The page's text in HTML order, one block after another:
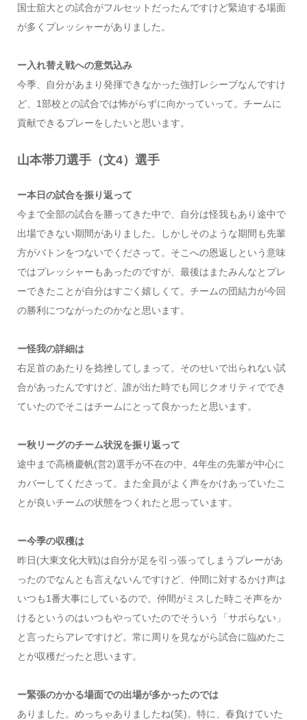
国士舘大との試合がフルセットだったんですけど緊迫する場面
が多くプレッシャーがありました。
ー入れ替え戦への意気込み
今季、自分があまり発揮できなかった強打レシーブなんですけ
ど、1部校との試合では怖がらずに向かっていって。チームに
貢献できるプレーをしたいと思います。
山本帯刀選手（文4）選手
ー本日の試合を振り返って
今まで全部の試合を勝ってきた中で、自分は怪我もあり途中で
出場できない期間がありました。しかしそのような期間も先輩
方がバトンをつないでくださって。そこへの恩返しという意味
ではプレッシャーもあったのですが、最後はまたみんなとプレ
ーできたことが自分はすごく嬉しくて。チームの団結力が今回
の勝利につながったのかなと思います。
ー怪我の詳細は
右足首のあたりを捻挫してしまって。そのせいで出られない試
合があったんですけど、誰が出た時でも同じクオリティででき
ていたのでそこはチームにとって良かったと思います。
ー秋リーグのチーム状況を振り返って
途中まで高橋慶帆(営2)選手が不在の中、4年生の先輩が中心に
カバーしてくださって。また全員がよく声をかけあっていたこ
とが良いチームの状態をつくれたと思っています。
ー今季の収穫は
昨日(大東文化大戦)は自分が足を引っ張ってしまうプレーがあ
ったのでなんとも言えないんですけど、仲間に対するかけ声は
いつも1番大事にしているので。仲間がミスした時こそ声をか
けるというのはいつもやっていたのでそういう「サボらない」
と言ったらアレですけど。常に周りを見ながら試合に臨めたこ
とが収穫だったと思います。
ー緊張のかかる場面での出場が多かったのでは
ありました。めっちゃありましたね(笑)。特に、春負けていた